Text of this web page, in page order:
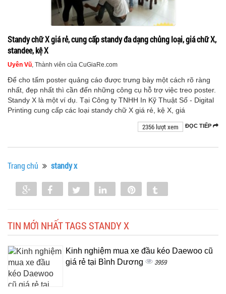
Standy chữ X giá rẻ, cung cấp standy đa dạng chủng loại, giá chữ X,
standee, kệ X
Uyên Vũ, Thành viên của CuGiaRe.com
Để cho tấm poster quảng cáo được trưng bày một cách rõ ràng
nhất, đẹp nhất thì cần đến những công cụ hỗ trợ việc treo poster.
Standy X là một ví dụ. Tại Công ty TNHH In Kỹ Thuật Số - Digital
Printing cung cấp các loại standy chữ X giá rẻ, kệ X, giá
ĐỌC TIẾP
2356 lượt xem
Trang chủ standy x
Share Share Tweet Share
TIN MỚI NHẤT TAGS STANDY X
Kinh nghiệm mua xe đầu kéo Daewoo cũ
giá rẻ tại Bình Dương
3959